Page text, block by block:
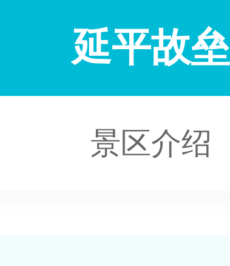
延平故垒
景区介绍